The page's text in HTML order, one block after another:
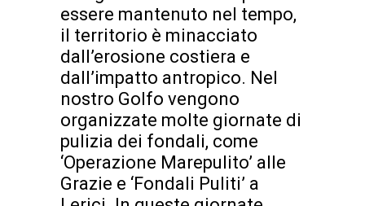
essere mantenuto nel tempo,
il territorio è minacciato
dall’erosione costiera e
dall’impatto antropico. Nel
nostro Golfo vengono
organizzate molte giornate di
pulizia dei fondali, come
‘Operazione Marepulito’ alle
Grazie e ‘Fondali Puliti’ a